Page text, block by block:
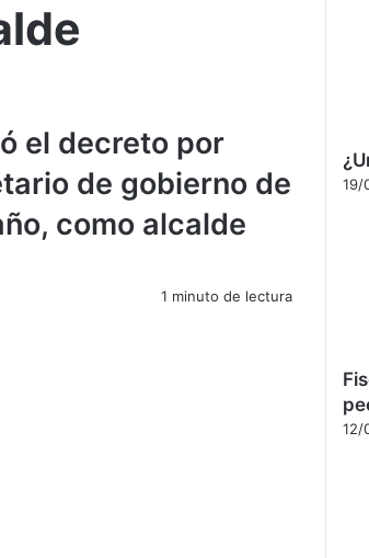
el decreto por
de gobierno de
como alcalde
1 minuto de lectura
19/
12/